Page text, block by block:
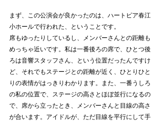
まず、この公演会が良かったのは、ハートピア春江
小ホールで行われた、ということです。
席もゆったりしているし、メンバーさんとの距離も
めっちゃ近いです。私は一番後ろの席で、ひとつ後
ろは音響スタッフさん、という位置だったんですけ
ど、それでもステージとの距離が近く、ひとりひと
りの表情がはっきりわかります。また、一番うしろ
の私の位置で、ステージの高さとほぼ並行になるの
で、席から立ったとき、メンバーさんと目線の高さ
が合います。アイドルが、ただ目線を平行にして手